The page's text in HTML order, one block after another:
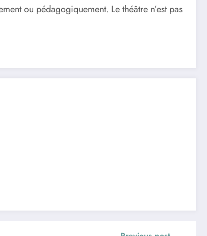
ou pédagogiquement. Le théâtre n’est pas